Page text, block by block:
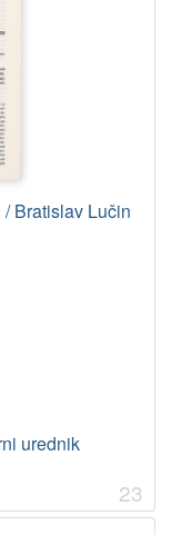
Bratislav Lučin
urednik
23